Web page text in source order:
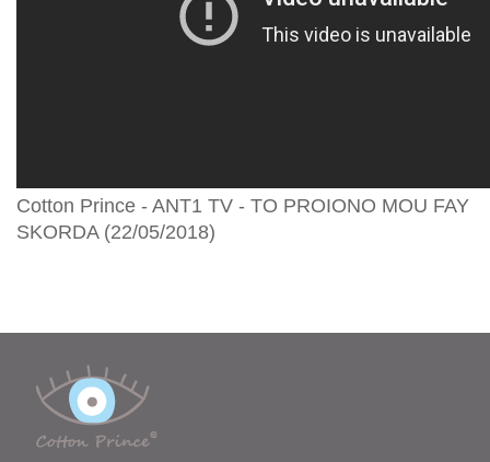
Cotton Prince - ANT1 TV - TO PROIONO MOU FAY
SKORDA (22/05/2018)